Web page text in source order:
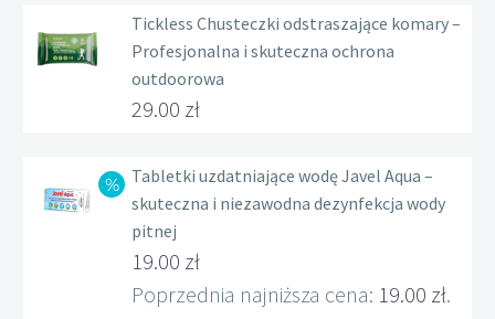
236.00 zł
do
Tickless Chusteczki odstraszające komary –
Profesjonalna i skuteczna ochrona
outdoorowa
29.00 zł
Tabletki uzdatniające wodę Javel Aqua –
skuteczna i niezawodna dezynfekcja wody
pitnej
Pierwotna
cena
19.00 zł
Aktualna
Poprzednia najniższa cena: 19.00 zł.